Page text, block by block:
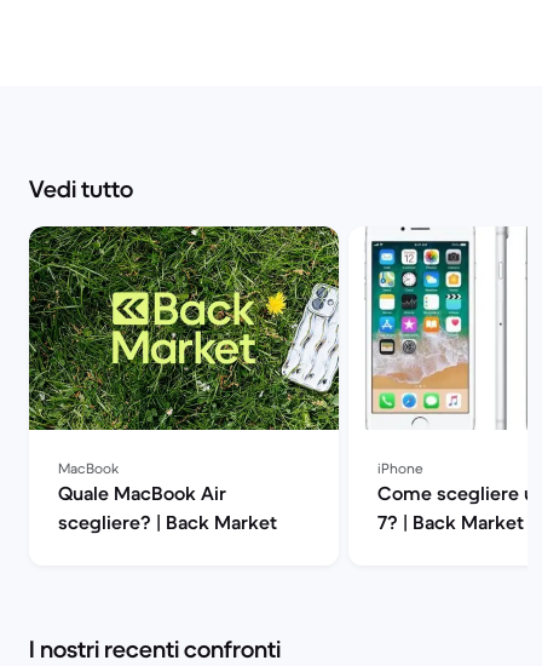
Vedi tutto
MacBook
Quale MacBook Air
scegliere? | Back Market
iPhone
Come scegliere
7? | Back Market
I nostri recenti confronti